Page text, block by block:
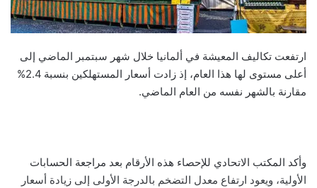
ارتفعت تكاليف المعيشة في ألمانيا خلال شهر سبتمبر الماضي إلى
أعلى مستوى لها هذا العام، إذ زادت أسعار المستهلكين بنسبة 2.4%
مقارنة بالشهر نفسه من العام الماضي.
وأكد المكتب الاتحادي للإحصاء هذه الأرقام بعد مراجعة الحسابات
الأولية، ويعود ارتفاع معدل التضخم بالدرجة الأولى إلى زيادة أسعار